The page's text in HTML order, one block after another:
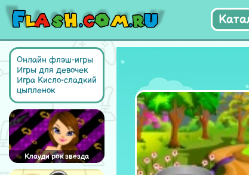
Онлайн флэш-игры
Игры для девочек
Игра Кисло-сладкий
цыпленок
Клауди рок звезда